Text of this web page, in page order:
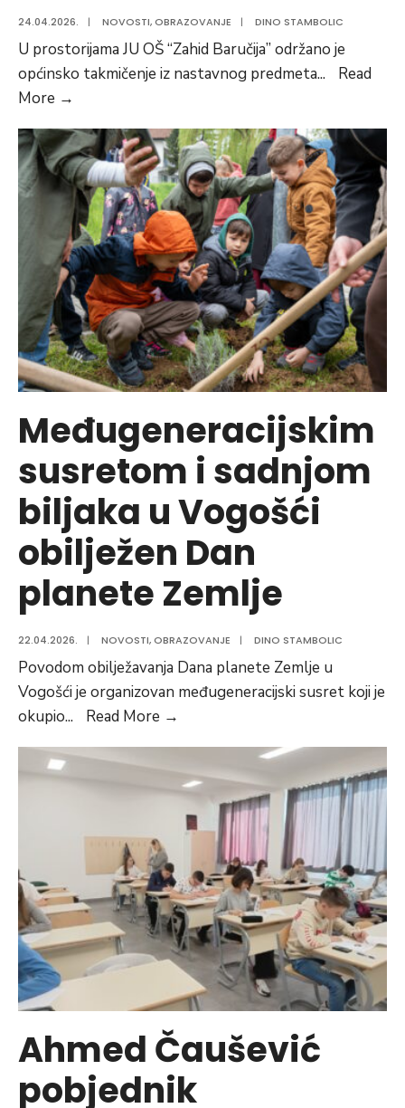
24.04.2026. | NOVOSTI,OBRAZOVANJE | DINO STAMBOLIC
U prostorijama JU OŠ “Zahid Baručija” održano je
općinsko takmičenje iz nastavnog predmeta...
Read
More →
pobjednik
Općinskog
takmičenja
iz
nastavnog
predmeta
Historija
Međugeneracijskim
susretom i sadnjom
biljaka u Vogošći
obilježen Dan
planete Zemlje
22.04.2026. | NOVOSTI,OBRAZOVANJE | DINO STAMBOLIC
Povodom obilježavanja Dana planete Zemlje u
Vogošći je organizovan međugeneracijski susret koji je
okupio... Read More →
sadnjom
biljaka
Vogošći
obilježen
Dan
planete
Zemlje
Ahmed Čaušević
pobjednik